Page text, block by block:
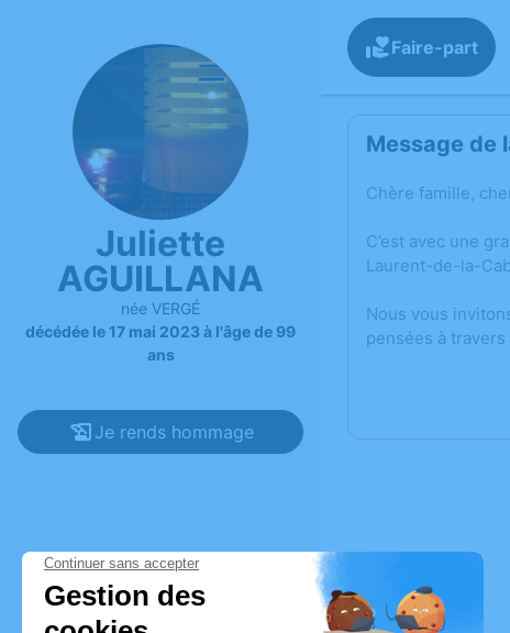
Juliette
AGUILLANA
née VERGÉ
décédée le 17 mai 2023 à l'âge de 99
ans
Je rends hommage
Faire-part
Message de
Chère famille,
C’est avec une
Laurent-de-la-
Nous vous
pensées à